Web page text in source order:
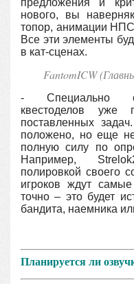
предложения и
нового, вы
топор, анимации
Все эти элементы
в кат-сценах.
FantomICW
- Специально
квестоделов уже
поставленных
положено, но еще
полную силу по
Например,
полировкой своего
игроков ждут
точно – это будет
бандита, наемника
Планируется ли